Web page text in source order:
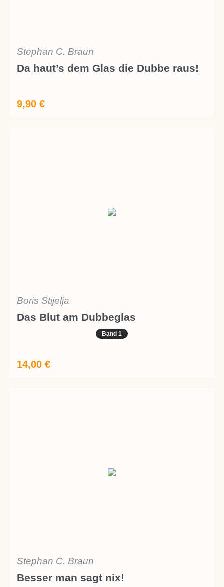
Stephan C. Braun
Da haut’s dem Glas die Dubbe raus!
9,90 €
Boris Stijelja
Das Blut am Dubbeglas
Band 1
14,00 €
Stephan C. Braun
Besser man sagt nix!